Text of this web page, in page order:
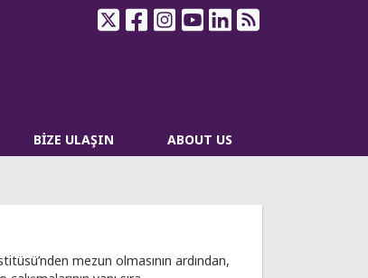
BİZE ULAŞIN ABOUT US
mezun olmasının ardından,